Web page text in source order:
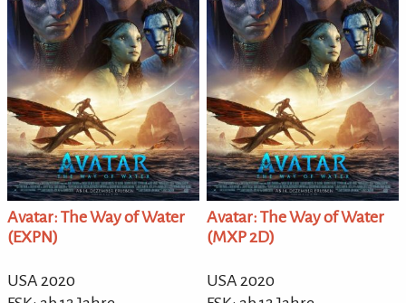
Avatar: The Way of Water
(EXPN)
USA 2020
Avatar: The Way of Water
(MXP 2D)
USA 2020